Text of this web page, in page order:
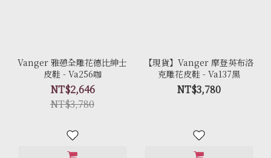
Vanger 雅憩全雕花德比紳士
皮鞋 - Va256咖
NT$2,646
NT$3,780
【現貨】Vanger 摩登英布洛
克雕花皮鞋 - Va137黑
NT$3,780